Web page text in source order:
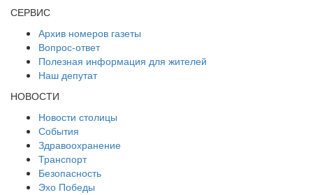
СЕРВИС
Архив номеров газеты
Вопрос-ответ
Полезная информация для жителей
Наш депутат
НОВОСТИ
Новости столицы
События
Здравоохранение
Транспорт
Безопасность
Эхо Победы